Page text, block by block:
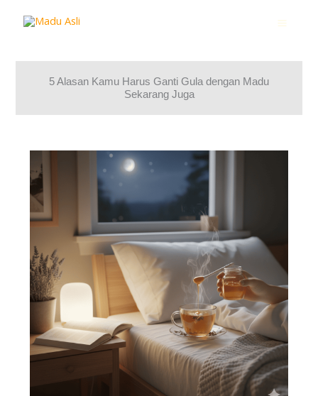
5 Alasan Kamu Harus Ganti Gula dengan Madu
Sekarang Juga